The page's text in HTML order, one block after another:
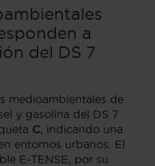
a
del DS 7
medioambientales de
y gasolina del DS 7
C , indicando una
entornos urbanos. El
E-TENSE, por su